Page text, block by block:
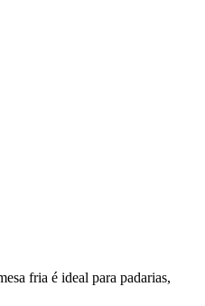
fria é ideal para padarias,